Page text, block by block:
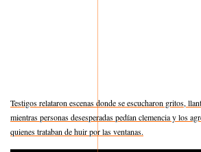
Testigos relataron escenas donde se escucharon gritos,
mientras personas desesperadas pedían clemencia y los
quienes trataban de huir por las ventanas.